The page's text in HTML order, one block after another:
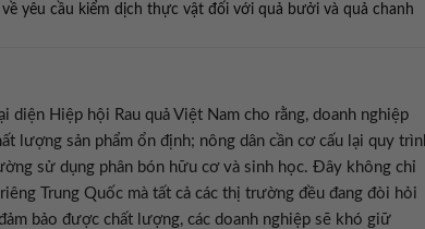
yêu cầu kiểm dịch thực vật đối với quả bưởi và quả chanh
Hiệp hội Rau quả Việt Nam cho rằng, doanh nghiệp
lượng sản phẩm ổn định; nông dân cần cơ cấu lại quy
sử dụng phân bón hữu cơ và sinh học. Đây không chỉ
Trung Quốc mà tất cả các thị trường đều đang đòi hỏi
bảo được chất lượng, các doanh nghiệp sẽ khó giữ